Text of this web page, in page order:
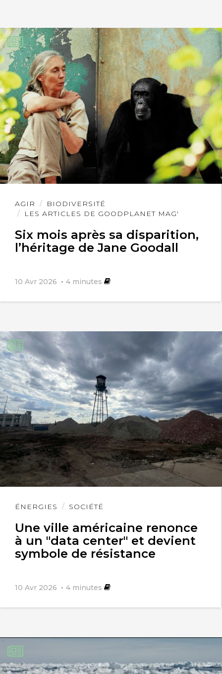
AGIR
BIODIVERSITÉ
LES ARTICLES DE GOODPLANET MAG'
Six mois après sa disparition,
l’héritage de Jane Goodall
10 Avr 2026 4 minutes
Lire
l'article
ÉNERGIES SOCIÉTÉ
Une ville américaine renonce
à un "data center" et devient
symbole de résistance
10 Avr 2026 4 minutes
Lire